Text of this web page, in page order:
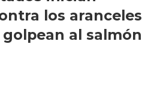
los aranceles
al salmón